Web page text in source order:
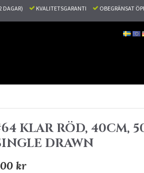
DAGAR) KVALITETSGARANTI OBEGRÄNSAT
KLAR RÖD, 40CM,
DRAWN
kr